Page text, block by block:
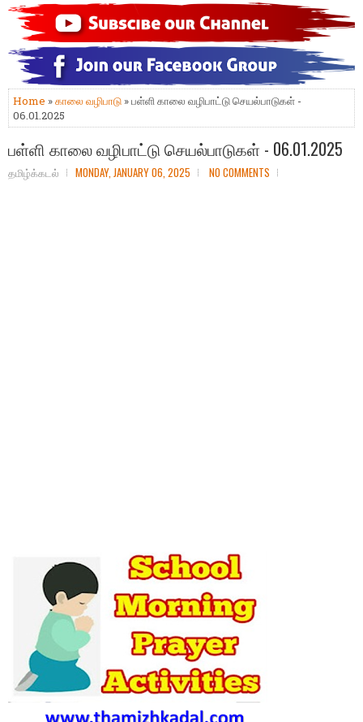
Home »காலை வழிபாடு » பள்ளி காலை வழிபாட்டு செயல்பாடுகள் -
06.01.2025
பள்ளி காலை வழிபாட்டு செயல்பாடுகள் - 06.01.2025
தமிழ்க்கடல் MONDAY, JANUARY 06, 2025 NO COMMENTS